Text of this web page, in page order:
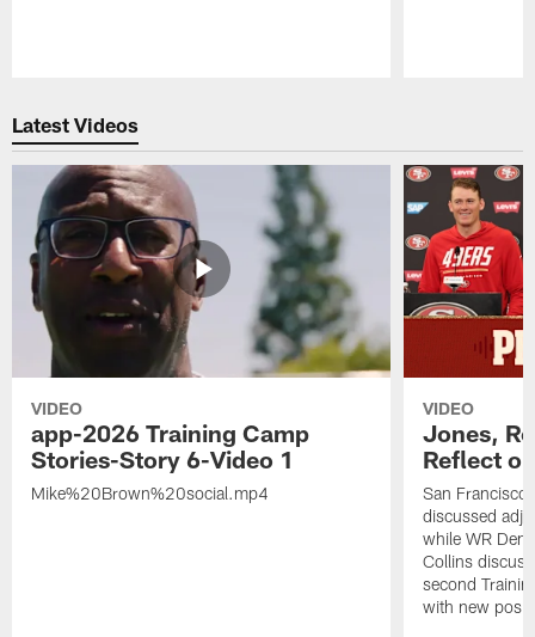
Latest Videos
VIDEO
app-2026 Training Camp
Stories-Story 6-Video 1
Mike%20Brown%20social.mp4
VIDEO
Jones,
Reflect
San
discussed
while WR
Collins
second
with new